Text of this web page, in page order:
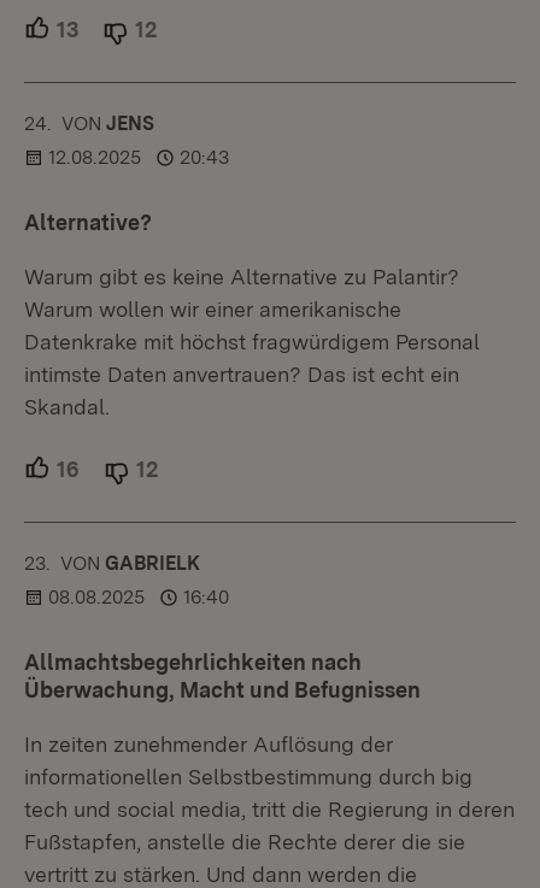
13 Unterstützer.
12
24. KOMMENTAR
VON :JENS
12.08.2025
20:43
Alternative?
Warum gibt es keine Alternative zu Palantir?
Warum wollen wir einer amerikanische
Datenkrake mit höchst fragwürdigem Personal
intimste Daten anvertrauen? Das ist echt ein
Skandal.
16 Unterstützer.
12
23. KOMMENTAR
VON :GABRIELK
08.08.2025
16:40
Allmachtsbegehrlichkeiten nach
Überwachung, Macht und Befugnissen
In zeiten zunehmender Auflösung der
informationellen Selbstbestimmung durch big
tech und social media, tritt die Regierung in deren
Fußstapfen, anstelle die Rechte derer die sie
vertritt zu stärken. Und dann werden die